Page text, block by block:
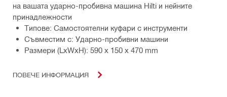
на вашата ударно-пробивна машина Hilti и нейните
принадлежности
Типове: Самостоятелни куфари с инструменти
Съвместим с: Ударно-пробивни машини
Размери (LxWxH): 590 x 150 x 470 mm
ПОВЕЧЕ ИНФОРМАЦИЯ